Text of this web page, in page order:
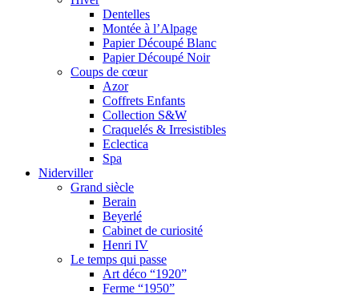
Dentelles
Montée à l’Alpage
Papier Découpé Blanc
Papier Découpé Noir
Coups de cœur
Azor
Coffrets Enfants
Collection S&W
Craquelés & Irresistibles
Eclectica
Spa
Niderviller
Grand siècle
Berain
Beyerlé
Cabinet de curiosité
Henri IV
Le temps qui passe
Art déco “1920”
Ferme “1950”